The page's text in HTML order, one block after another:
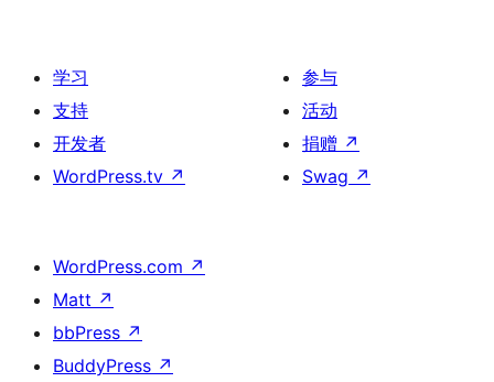
学习
支持
开发者
WordPress.tv ↗
参与
活动
捐赠 ↗
Swag ↗
WordPress.com ↗
Matt ↗
bbPress ↗
BuddyPress ↗